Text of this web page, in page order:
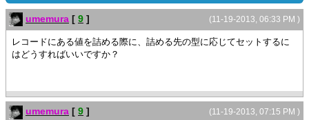
(11-19-2013, 06:33 PM )
umemura [ 9 ]
レコードにある値を詰める際に、詰める先の型に応じてセットするに
はどうすればいいですか？
(11-19-2013, 07:15 PM )
umemura [ 9 ]